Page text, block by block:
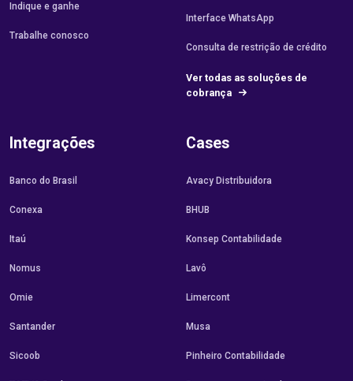
Indique e ganhe
Trabalhe conosco
Interface WhatsApp
Consulta de restrição de crédito
Ver todas as soluções de
cobrança
Integrações
Banco do Brasil
Conexa
Itaú
Nomus
Omie
Santander
Sicoob
Cases
Avacy Distribuidora
BHUB
Konsep Contabilidade
Lavô
Limercont
Musa
Pinheiro Contabilidade